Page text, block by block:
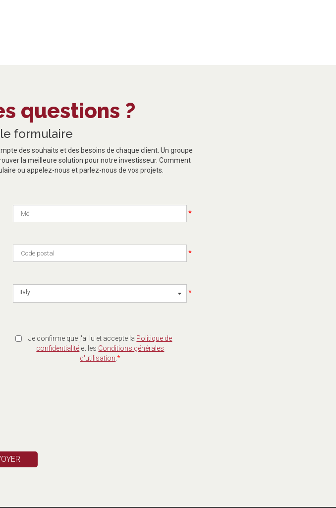
questions ?
formulaire
des souhaits et des besoins de chaque client. Un groupe
la meilleure solution pour notre investisseur. Comment
ou appelez-nous et parlez-nous de vos projets.
*
*
Italy *
Je confirme que j'ai lu et accepte la Politique de
confidentialité et les Conditions générales
d'utilisation .*